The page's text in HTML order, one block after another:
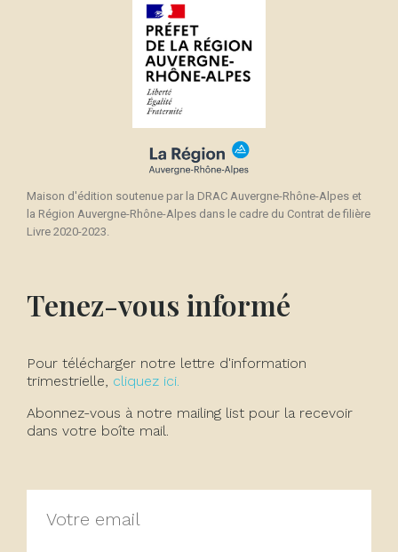
Maison d'édition soutenue par la DRAC Auvergne-Rhône-Alpes et
la Région Auvergne-Rhône-Alpes dans le cadre du Contrat de filière
Livre 2020-2023.
Tenez-vous informé
Pour télécharger notre lettre d'information
trimestrielle, cliquez ici.
Abonnez-vous à notre mailing list pour la recevoir
dans votre boîte mail.